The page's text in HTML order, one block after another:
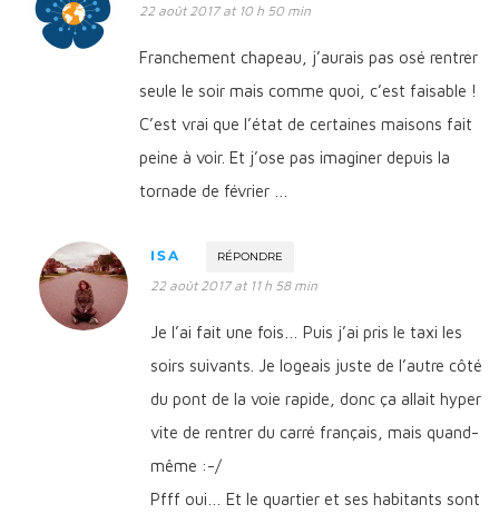
22 août 2017 at 10 h 50 min
Franchement chapeau, j’aurais pas osé rentrer
seule le soir mais comme quoi, c’est faisable !
C’est vrai que l’état de certaines maisons fait
peine à voir. Et j’ose pas imaginer depuis la
tornade de février …
ISA RÉPONDRE
22 août 2017 at 11 h 58 min
Je l’ai fait une fois… Puis j’ai pris le taxi les
soirs suivants. Je logeais juste de l’autre côté
du pont de la voie rapide, donc ça allait hyper
vite de rentrer du carré français, mais quand-
même :-/
Pfff oui… Et le quartier et ses habitants sont